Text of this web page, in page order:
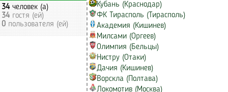
34человек (а)
34гостя (ей)
0 пользователя (ей)
Кубань (Краснодар)
ФК Тирасполь (Тирасполь)
Академия (Кишинев)
Милсами (Оргеев)
Олимпия (Бельцы)
Нистру (Отаки)
Дачия (Кишинев)
Ворскла (Полтава)
Локомотив (Москва)